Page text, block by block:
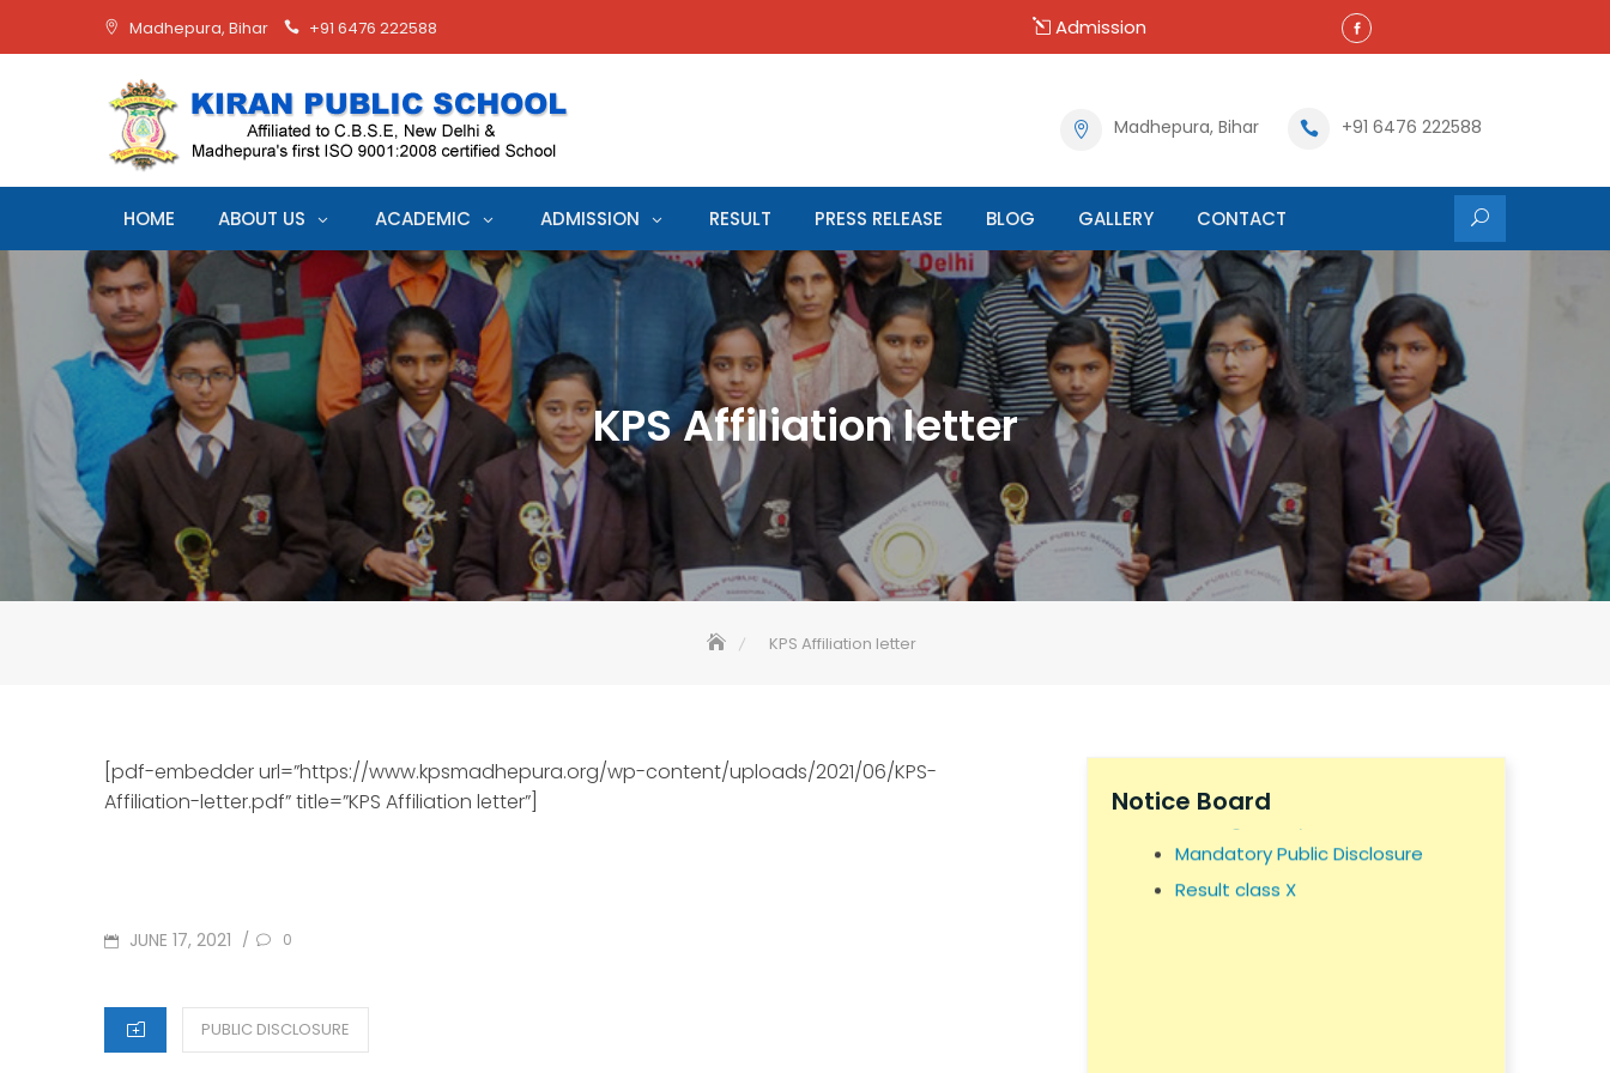
Madhepura, Bihar +91 6476 222588 Admission
Madhepura, Bihar +91 6476 222588
HOME ABOUT US ACADEMIC ADMISSION RESULT PRESS RELEASE BLOG GALLERY CONTACT
KPS Affiliation letter
KPS Affiliation letter
[pdf-embedder url=”https://www.kpsmadhepura.org/wp-content/uploads/2021/06/KPS-
Affiliation-letter.pdf” title=”KPS Affiliation letter”]
POSTED
JUNE 17, 2021 / 0
CATEGORIES
PUBLIC DISCLOSURE
Notice Board
Self Declaration
Building Safety Certificate
Mandatory Public Disclosure
Result class X